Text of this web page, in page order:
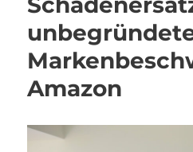
Amazon